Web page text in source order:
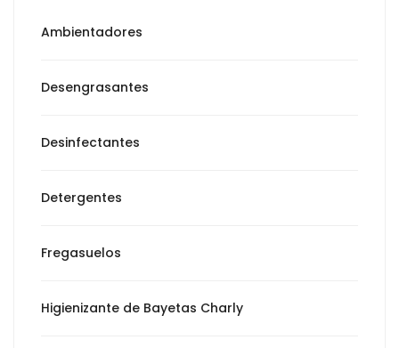
Ambientadores
Desengrasantes
Desinfectantes
Detergentes
Fregasuelos
Higienizante de Bayetas Charly